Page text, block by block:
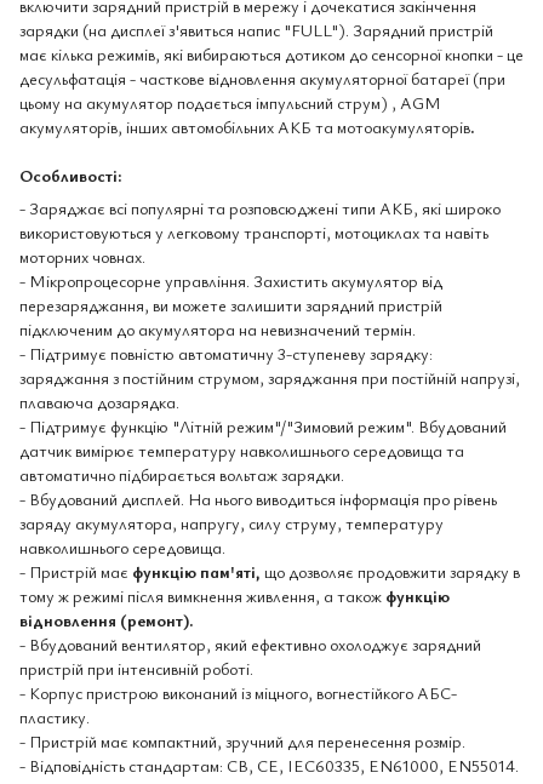
включити зарядний пристрій в мережу і дочекатися закінчення
зарядки (на дисплеї з'явиться напис "FULL"). Зарядний пристрій
має кілька режимів, які вибираються дотиком до сенсорної кнопки - це
десульфатація - часткове відновлення акумуляторної батареї (при
цьому на акумулятор подається імпульсний струм) , AGM
акумуляторів, інших автомобільних АКБ та мотоакумуляторів.
Особливості:
- Заряджає всі популярні та розповсюджені типи АКБ, які широко
використовуються у легковому транспорті, мотоциклах та навіть
моторних човнах.
- Мікропроцесорне управління. Захистить акумулятор від
перезаряджання, ви можете залишити зарядний пристрій
підключеним до акумулятора на невизначений термін.
- Підтримує повністю автоматичну 3-ступеневу зарядку:
заряджання з постійним струмом, заряджання при постійній напрузі,
плаваюча дозарядка.
- Підтримує функцію "Літній режим"/"Зимовий режим". Вбудований
датчик вимірює температуру навколишнього середовища та
автоматично підбирається вольтаж зарядки.
- Вбудований дисплей. На нього виводиться інформація про рівень
заряду акумулятора, напругу, силу струму, температуру
навколишнього середовища.
- Пристрій має функцію пам'яті, що дозволяє продовжити зарядку в
тому ж режимі після вимкнення живлення, а також функцію
відновлення (ремонт).
- Вбудований вентилятор, який ефективно охолоджує зарядний
пристрій при інтенсивній роботі.
- Корпус пристрою виконаний із міцного, вогнестійкого АБС-
пластику.
- Пристрій має компактний, зручний для перенесення розмір.
- Відповідність стандартам: CB, CE, IEC60335, EN61000, EN55014.